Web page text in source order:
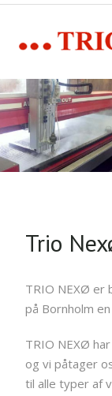
Skip
Trio
TRIO NEXØ er
på Bornholm
TRIO NEXØ
og vi påtager
til alle typer af